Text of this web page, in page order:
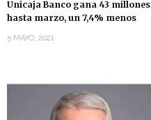
Unicaja Banco gana 43 millones
hasta marzo, un 7,4% menos
5 MAYO, 2021